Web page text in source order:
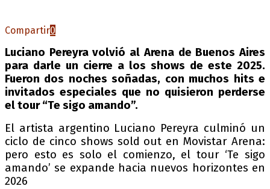
Compartir0
Luciano Pereyra volvió al Arena de Buenos Aires
para darle un cierre a los shows de este 2025.
Fueron dos noches soñadas, con muchos hits e
invitados especiales que no quisieron perderse
el tour “Te sigo amando”.
El artista argentino Luciano Pereyra culminó un
ciclo de cinco shows sold out en Movistar Arena:
pero esto es solo el comienzo, el tour ‘Te sigo
amando’ se expande hacia nuevos horizontes en
2026